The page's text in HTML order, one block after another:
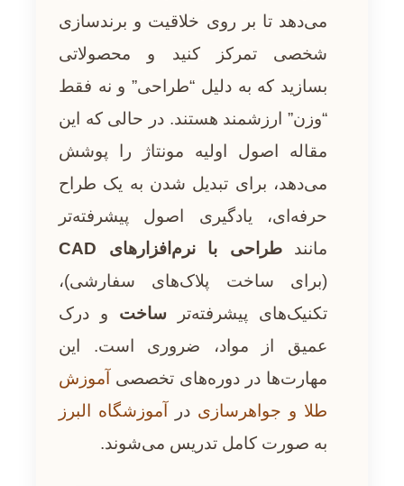
می‌دهد تا بر روی خلاقیت و برندسازی
شخصی تمرکز کنید و محصولاتی
بسازید که به دلیل “طراحی” و نه فقط
“وزن” ارزشمند هستند. در حالی که این
مقاله اصول اولیه مونتاژ را پوشش
می‌دهد، برای تبدیل شدن به یک طراح
حرفه‌ای، یادگیری اصول پیشرفته‌تر
مانندطراحی با نرم‌افزارهای CAD
(برای ساخت پلاک‌های سفارشی)،
تکنیک‌های پیشرفته‌تر ساخت و درک
عمیق از مواد، ضروری است. این
مهارت‌ها در دوره‌های تخصصی آموزش
طلا و جواهرسازی در آموزشگاه البرز
به صورت کامل تدریس می‌شوند.